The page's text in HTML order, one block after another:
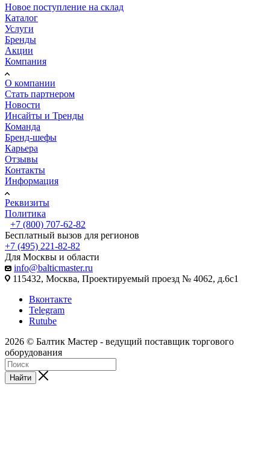
Новое поступление на склад
Каталог
Услуги
Бренды
Акции
Компания
О компании
Стать партнером
Новости
Инсайты и Тренды
Команда
Бренд-шефы
Карьера
Отзывы
Контакты
Информация
Реквизиты
Политика
+7 (800) 707-62-82
Бесплатный вызов для регионов
+7 (495) 221-82-82
Для Москвы и области
info@balticmaster.ru
115432, Москва, Проектируемый проезд № 4062, д.6с1
Вконтакте
Telegram
Rutube
2026 © Балтик Мастер - ведущий поставщик торгового
оборудования
Найти